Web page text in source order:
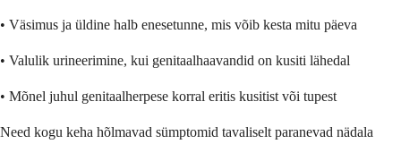
• Väsimus ja üldine halb enesetunne, mis võib kesta mitu päeva
• Valulik urineerimine, kui genitaalhaavandid on kusiti lähedal
• Mõnel juhul genitaalherpese korral eritis kusitist või tupest
Need kogu keha hõlmavad sümptomid tavaliselt paranevad nädala